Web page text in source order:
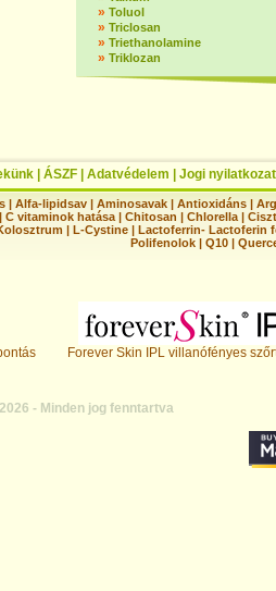
» Toluol
» Triclosan
» Triethanolamine
» Triklozan
ÁSZF Adatvédelem Jogi nyilatkozat
|Alfa-lipidsav |Aminosavak |Antioxidáns |
| C vitaminok hatása | Chitosan | Chlorella |
| L-Cystine | Lactoferrin- Lactoferin
Polifenolok |Q10 |
Forever Skin IPL villanófényes
- Minden jog fenntartva